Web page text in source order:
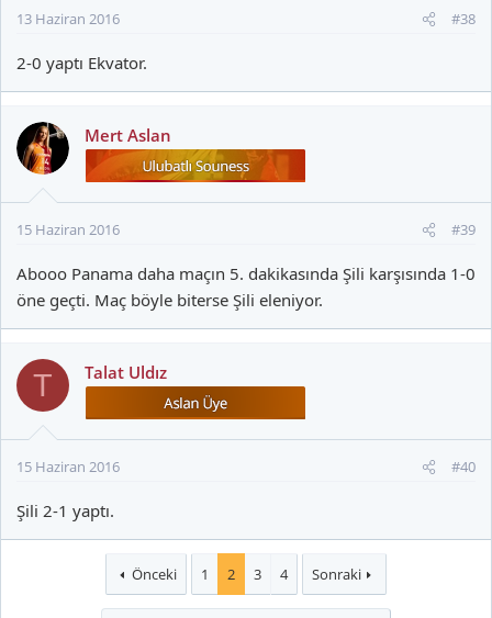
13 Haziran 2016 #38
2-0 yaptı Ekvator.
Mert Aslan
15 Haziran 2016 #39
Abooo Panama daha maçın 5. dakikasında Şili karşısında 1-0
öne geçti. Maç böyle biterse Şili eleniyor.
T Talat Uldız
15 Haziran 2016 #40
Şili 2-1 yaptı.
Önceki 1 2 3 4 Sonraki